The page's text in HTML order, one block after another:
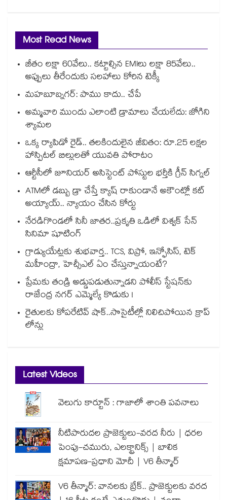
Most Read News
జీతం లక్షా 60వేలు.. కట్టాల్సిన EMIలు లక్షా 85వేలు..
అప్పులు తీరేందుకు సలహాలు కోరిన టెక్కీ
మహబూబ్నగర్: పాము కాదు.. చేపే
అమ్మవారి ముందు ఎలాంటి డ్రామాలు చేయలేదు: జోగిని
శ్యామల
ఒక్క ర్యాపిడో రైడ్.. తలకిందులైన జీవితం: రూ.25 లక్షల
హాస్పిటల్ బిల్లులతో యువతి పోరాటం
ఆర్టీసీలో జూనియర్ అసిస్టెంట్‌‌ పోస్టుల భర్తీకి గ్రీన్‌‌ సిగ్నల్
ATMలో డబ్బు డ్రా చేస్తే క్యాష్ రాకుండానే అకౌంట్లో కట్
అయ్యాయ్.. న్యాయం చేసిన కోర్టు
నేరడిగొండలో సినీ జాతర..ప్రకృతి ఒడిలో విశ్వక్ సేన్
సినిమా షూటింగ్
గ్రాడ్యుయేట్లకు శుభవార్త.. TCS, విప్రో, ఇన్ఫోసిస్, టెక్
మహీంద్రా, హెచ్సీఎల్ ఏం చేస్తున్నాయంటే?
ప్రేమకు తండ్రి అడ్డుపడుతున్నాడని పోలీస్ స్టేషన్⁪కు
రాజేంద్ర నగర్ ఎమ్మెల్యే కొడుకు !
రైతులకు కోపరేటివ్ షాక్..సొసైటీల్లో నిలిచిపోయిన క్రాప్
లోన్లు
Latest Videos
వెలుగు కార్టూన్ : గాజాలో శాంతి పవనాలు
నీటిపారుదల ప్రాజెక్టులు-వరద నీరు | ధరల
పెంపు-చమురు, ఎలక్ట్రానిక్స్ | బాలిక
క్షమాపణ-ప్రధాని మోదీ | V6 తీన్మార్
V6 తీన్మార్: వానలకు బ్రేక్.. ప్రాజెక్టులకు వరద